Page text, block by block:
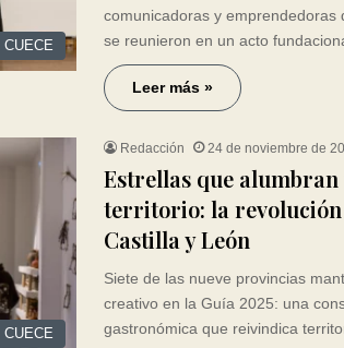
CUECE
comunicadoras y emprendedoras
se reunieron en un acto
Leer más »
CUECE
Redacción 24 de noviembre de
Estrellas que alumbran
territorio: la
Castilla y León
Siete de las nueve provincias
creativo en la Guía 2025: una
gastronómica que reivindica